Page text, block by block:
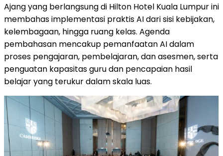
Ajang yang berlangsung di Hilton Hotel Kuala Lumpur ini
membahas implementasi praktis AI dari sisi kebijakan,
kelembagaan, hingga ruang kelas. Agenda
pembahasan mencakup pemanfaatan AI dalam
proses pengajaran, pembelajaran, dan asesmen, serta
penguatan kapasitas guru dan pencapaian hasil
belajar yang terukur dalam skala luas.